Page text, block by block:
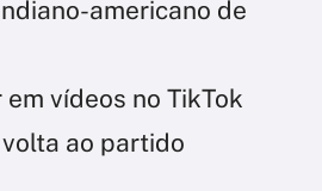
americano de
vídeos no TikTok
ao partido